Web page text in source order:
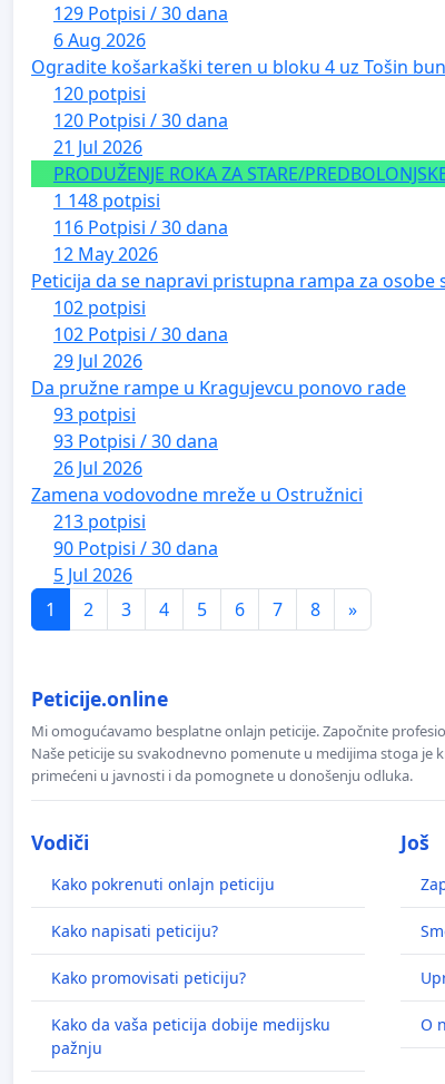
129 Potpisi / 30 dana
6 Aug 2026
Ogradite košarkaški teren u bloku 4 uz Tošin
120 potpisi
120 Potpisi / 30 dana
21 Jul 2026
PRODUŽENJE ROKA ZA STARE/
1 148 potpisi
116 Potpisi / 30 dana
12 May 2026
Peticija da se napravi pristupna rampa za
102 potpisi
102 Potpisi / 30 dana
29 Jul 2026
Da pružne rampe u Kragujevcu ponovo rade
93 potpisi
93 Potpisi / 30 dana
26 Jul 2026
Zamena vodovodne mreže u Ostružnici
213 potpisi
90 Potpisi / 30 dana
5 Jul 2026
1
2 3 4 5 6 7 8 »
Peticije.online
Mi omogućavamo besplatne onlajn peticije. Započnite
Naše peticije su svakodnevno pomenute u medijima stoga je
primećeni u javnosti i da pomognete u donošenju odluka.
Vodiči
Kako pokrenuti onlajn peticiju
Kako napisati peticiju?
Kako promovisati peticiju?
Kako da vaša peticija dobije medijsku
pažnju
Još
O